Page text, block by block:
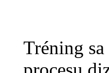
Tréning